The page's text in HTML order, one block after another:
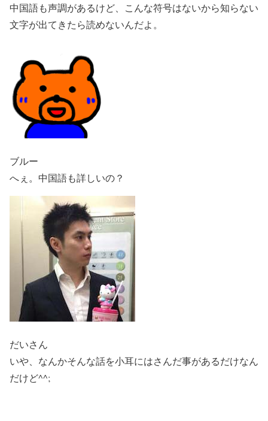
中国語も声調があるけど、こんな符号はないから知らない
文字が出てきたら読めないんだよ。
ブルー
へぇ。中国語も詳しいの？
だいさん
いや、なんかそんな話を小耳にはさんだ事があるだけなん
だけど^^;